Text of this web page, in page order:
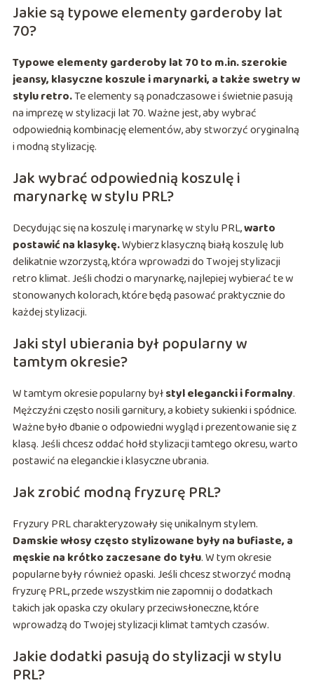
Jakie są typowe elementy garderoby lat
70?
Typowe elementy garderoby lat 70 to m.in. szerokie
jeansy, klasyczne koszule i marynarki, a także swetry w
stylu retro.Te elementy są ponadczasowe i świetnie pasują
na imprezę w stylizacji lat 70. Ważne jest, aby wybrać
odpowiednią kombinację elementów, aby stworzyć oryginalną
i modną stylizację.
Jak wybrać odpowiednią koszulę i
marynarkę w stylu PRL?
Decydując się na koszulę i marynarkę w stylu PRL,warto
postawić na klasykę.Wybierz klasyczną białą koszulę lub
delikatnie wzorzystą, która wprowadzi do Twojej stylizacji
retro klimat. Jeśli chodzi o marynarkę, najlepiej wybierać te w
stonowanych kolorach, które będą pasować praktycznie do
każdej stylizacji.
Jaki styl ubierania był popularny w
tamtym okresie?
W tamtym okresie popularny byłstyl elegancki i formalny.
Mężczyźni często nosili garnitury, a kobiety sukienki i spódnice.
Ważne było dbanie o odpowiedni wygląd i prezentowanie się z
klasą. Jeśli chcesz oddać hołd stylizacji tamtego okresu, warto
postawić na eleganckie i klasyczne ubrania.
Jak zrobić modną fryzurę PRL?
Fryzury PRL charakteryzowały się unikalnym stylem.
Damskie włosy często stylizowane były na bufiaste, a
męskie na krótko zaczesane do tyłu. W tym okresie
popularne były również opaski. Jeśli chcesz stworzyć modną
fryzurę PRL, przede wszystkim nie zapomnij o dodatkach
takich jak opaska czy okulary przeciwsłoneczne, które
wprowadzą do Twojej stylizacji klimat tamtych czasów.
Jakie dodatki pasują do stylizacji w stylu
PRL?